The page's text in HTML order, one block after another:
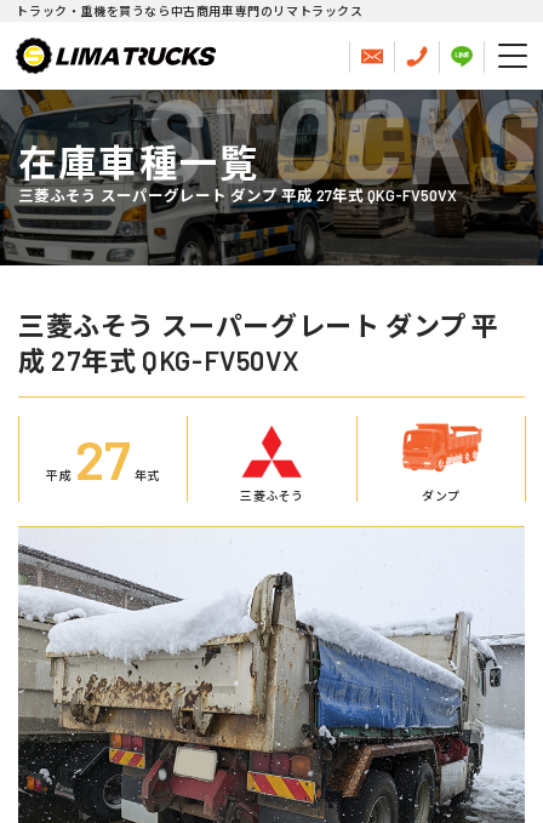
トラック・重機を買うなら中古商用車専門のリマトラックス
在庫車種一覧
三菱ふそう スーパーグレート ダンプ 平成 27年式 QKG-FV50VX
STOCKS
三菱ふそう スーパーグレート ダンプ 平
成 27年式 QKG-FV50VX
平成 27 年式
三菱ふそう
ダンプ